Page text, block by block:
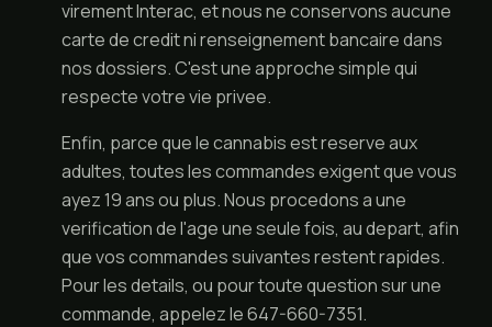
virement Interac, et nous ne conservons aucune
carte de credit ni renseignement bancaire dans
nos dossiers. C'est une approche simple qui
respecte votre vie privee.
Enfin, parce que le cannabis est reserve aux
adultes, toutes les commandes exigent que vous
ayez 19 ans ou plus. Nous procedons a une
verification de l'age une seule fois, au depart, afin
que vos commandes suivantes restent rapides.
Pour les details, ou pour toute question sur une
commande, appelez le 647-660-7351.